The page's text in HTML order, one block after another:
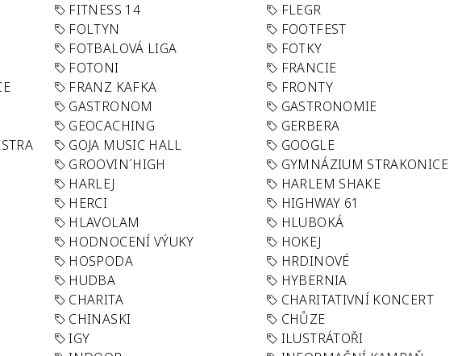
FITNESS 14 FLEGR
FOLTYN FOOTFEST
FOTBALOVÁ LIGA FOTKY
FOTONI FRANCIE
FRANZ KAFKA FRONTY
GASTRONOM GASTRONOMIE
GEOCACHING GERBERA
GOJA MUSIC HALL GOOGLE
GROOVIN´HIGH GYMNÁZIUM STRAKONICE
HARLEJ HARLEM SHAKE
HERCI HIGHWAY 61
HLAVOLAM HLUBOKÁ
HODNOCENÍ VÝUKY HOKEJ
HOSPODA HRDINOVÉ
HUDBA HYBERNIA
CHARITA CHARITATIVNÍ KONCERT
CHINASKI CHŮZE
IGY ILUSTRÁTOŘI